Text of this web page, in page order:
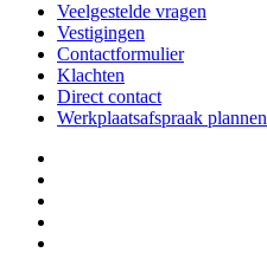
Veelgestelde vragen
Vestigingen
Contactformulier
Klachten
Direct contact
Werkplaatsafspraak plannen